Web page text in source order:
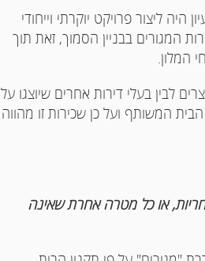
ליצור פרויקט יוקרתי וייחודי
המגורים בבניין הסמוך, זאת תוך
המלון.
לבין בעלי דירות אחרים שיוצגו על
המשותף ועל כן שכירות זו מהווה
או כל מטרה אחרת שאינה